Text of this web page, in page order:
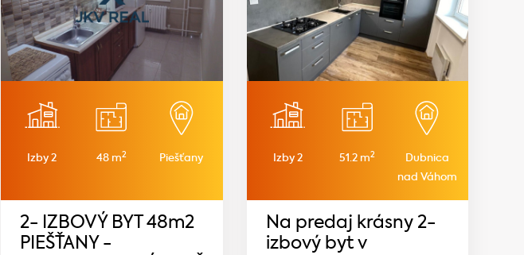
Izby 2 48 m2 Piešťany
2- IZBOVÝ BYT 48m2
PIEŠŤANY -
Izby 2 51.2 m2
Dubnica
nad Váhom
Na predaj krásny 2-
izbový byt v